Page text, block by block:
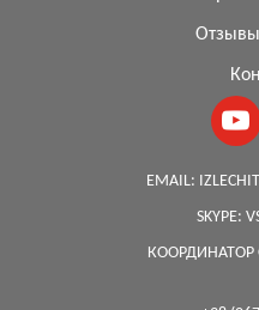
Отзывы
EMAIL:
SKYPE: